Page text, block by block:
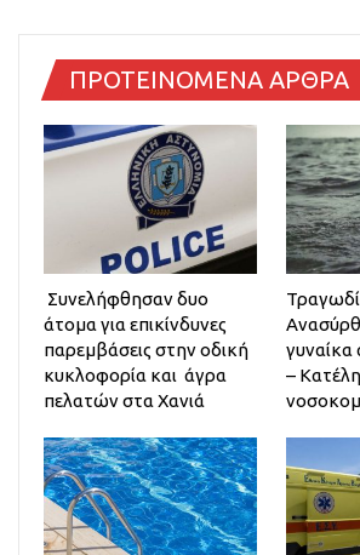
ΠΡΟΤΕΙΝΟΜΕΝΑ ΑΡΘΡΑ
Συνελήφθησαν δυο
άτομα για επικίνδυνες
παρεμβάσεις στην οδική
κυκλοφορία και άγρα
πελατών στα Χανιά
–